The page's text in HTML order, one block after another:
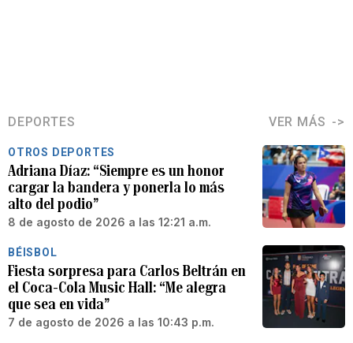
DEPORTES VER MÁS
OTROS DEPORTES
Adriana Díaz: “Siempre es un honor
cargar la bandera y ponerla lo más
alto del podio”
8 de agosto de 2026 a las 12:21 a.m.
BÉISBOL
Fiesta sorpresa para Carlos Beltrán en
el Coca-Cola Music Hall: “Me alegra
que sea en vida”
7 de agosto de 2026 a las 10:43 p.m.